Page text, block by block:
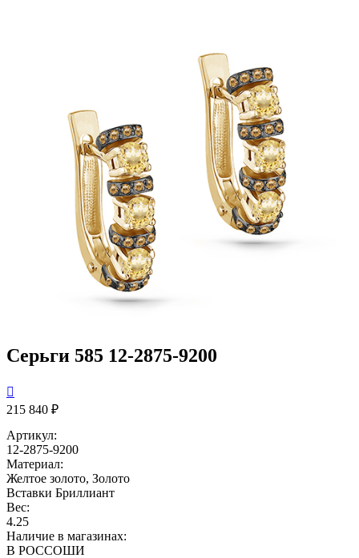
Серьги 585 12-2875-9200

215 840 ₽
Артикул:
12-2875-9200
Материал:
Желтое золото, Золото
Вставки Бриллиант
Вес:
4.25
Наличие в магазинах:
В РОССОШИ